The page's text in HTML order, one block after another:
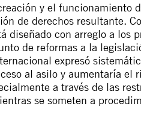
y el funcionamiento
de derechos resultante.
diseñado con arreglo a los
de reformas a la
expresó
al asilo y aumentaría el
a través de las
se someten a